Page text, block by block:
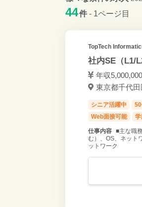
44件 - 1ページ目
TopTech
社内SE（L1/
年収
東京都千代
シニア活躍中
Web面接可能
学
仕事内容
■主な職
む）、OS、ネット
ットワーク